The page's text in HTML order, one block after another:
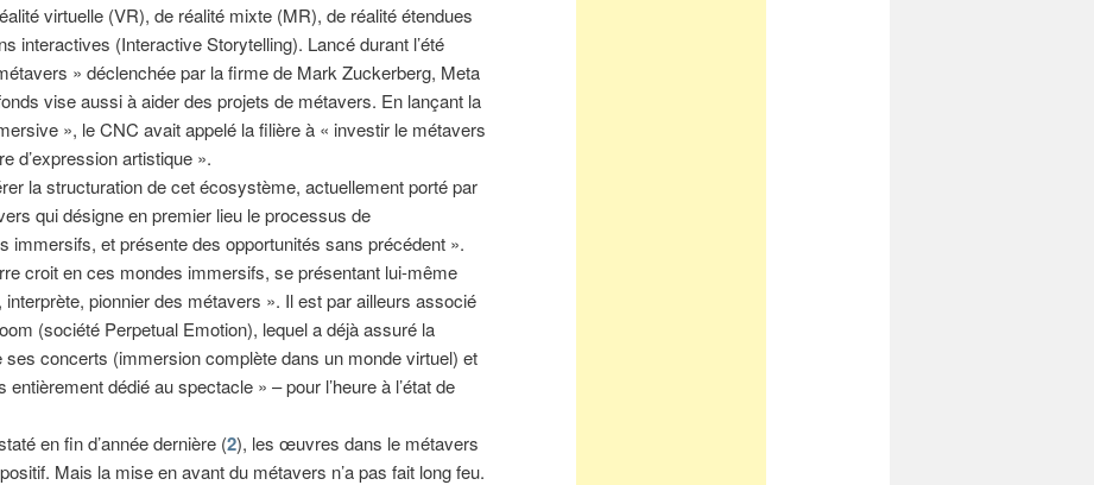
virtuelle (VR), de réalité mixte (MR), de réalité étendues
interactives (Interactive Storytelling). Lancé durant l’été
» déclenchée par la firme de Mark Zuckerberg, Meta
vise aussi à aider des projets de métavers. En lançant la
», le CNC avait appelé la filière à « investir le métavers
d’expression artistique ».
la structuration de cet écosystème, actuellement porté par
qui désigne en premier lieu le processus de
immersifs, et présente des opportunités sans précédent ».
croit en ces mondes immersifs, se présentant lui-même
pionnier des métavers ». Il est par ailleurs associé
(société Perpetual Emotion), lequel a déjà assuré la
ses concerts (immersion complète dans un monde virtuel) et
dédié au spectacle » – pour l’heure à l’état de
en fin d’année dernière (2), les œuvres dans le métavers
Mais la mise en avant du métavers n’a pas fait long feu.